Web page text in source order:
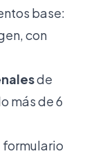
base:
con
de
más de 6